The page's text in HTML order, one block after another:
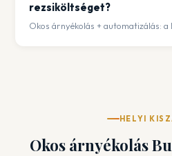
rezsiköltséget?
Okos árnyékolás + automatizálás: a
HELYI
Okos árnyékolás